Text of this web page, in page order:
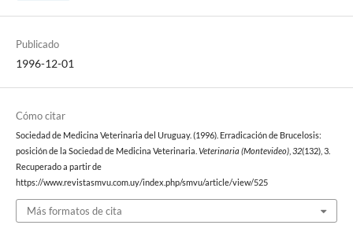
Publicado
1996-12-01
Cómo citar
Sociedad de Medicina Veterinaria del Uruguay. (1996). Erradicación de Brucelosis:
posición de la Sociedad de Medicina Veterinaria. Veterinaria (Montevideo), 32(132), 3.
Recuperado a partir de
https://www.revistasmvu.com.uy/index.php/smvu/article/view/525
Más formatos de cita